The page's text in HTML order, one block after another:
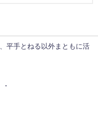
平手とねる以外まともに活